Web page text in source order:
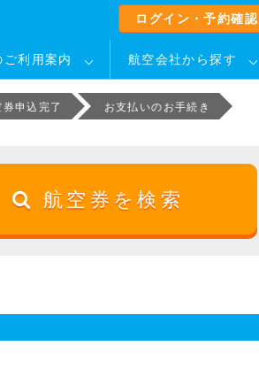
ログイン・予約確認
ご利用案内 航空会社から探す
申込完了 お支払いのお手続き
航空券を検索